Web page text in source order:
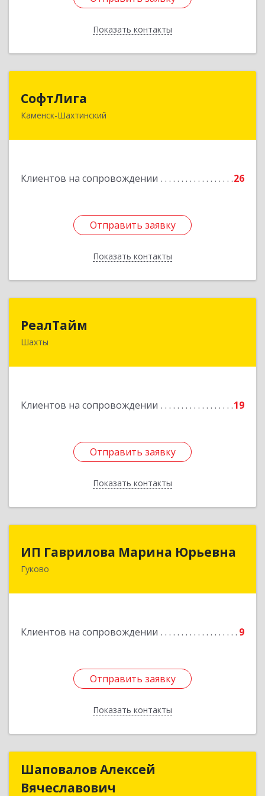
Показать контакты
Назад
СофтЛига
Каменск-Шахтинский
Клиентов на сопровождении 26
Отправить заявку
Показать контакты
347800, Ростовская обл, Каменск-Шахтинский г,
Отправить заявку
Назад
РеалТайм
Шахты
Клиентов на сопровождении 19
Отправить заявку
Показать контакты
Отправить заявку
Назад
ИП Гаврилова Марина Юрьевна
Гуково
Клиентов на сопровождении 9
Отправить заявку
Показать контакты
Отправить заявку
Назад
Шаповалов Алексей
Вячеславович
Шаповалов Алексей